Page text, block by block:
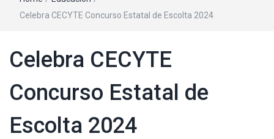
Celebra CECYTE Concurso Estatal de Escolta 2024
Celebra CECYTE
Concurso Estatal de
Escolta 2024